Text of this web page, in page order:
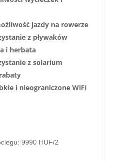
jazdy na rowerze
z pływaków
i herbata
z solarium
i nieograniczone WiFi
9990 HUF/2